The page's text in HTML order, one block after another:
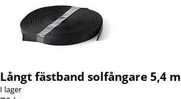
Långt fästband solfångare 5,4 m
I lager